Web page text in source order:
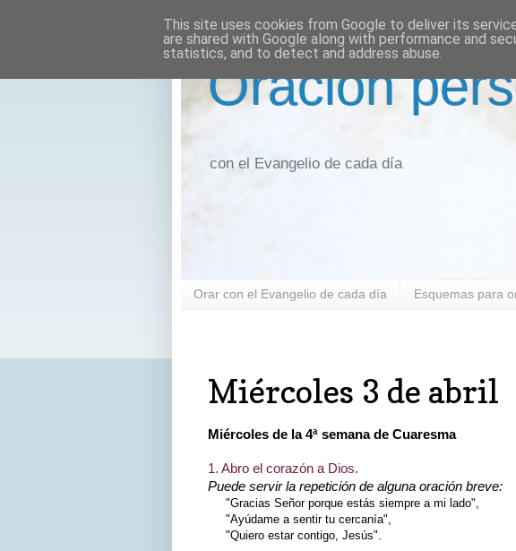
Oración
con el Evangelio de cada día
Orar con el Evangelio de cada día Esquemas para
Miércoles 3 de abril
Miércoles de la 4ª semana de Cuaresma
1. Abro el corazón a Dios.
Puede servir la repetición de alguna oración breve:
"Gracias Señor porque estás siempre a mi lado",
"Ayúdame a sentir tu cercanía",
"Quiero estar contigo, Jesús".
This site uses cookies from Google to deliver its
are shared with Google along with performance and
statistics, and to detect and address abuse.